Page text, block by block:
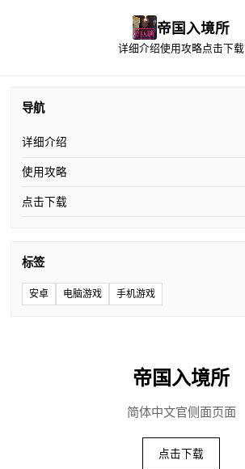
帝国入境所
详细介绍使用攻略点击下载
导航
详细介绍
使用攻略
点击下载
标签
安卓 电脑游戏 手机游戏
帝国入境所
简体中文官侧面页面
点击下载